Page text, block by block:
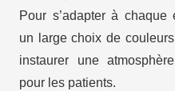
Pour s’adapter à chaque
un large choix de
instaurer une
pour les patients.